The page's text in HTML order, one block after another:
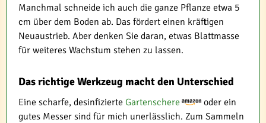
Manchmal schneide ich auch die ganze Pflanze etwa 5
cm über dem Boden ab. Das fördert einen kräftigen
Neuaustrieb. Aber denken Sie daran, etwas Blattmasse
für weiteres Wachstum stehen zu lassen.
Das richtige Werkzeug macht den Unterschied
Eine scharfe, desinfizierte Gartenschere
oder ein
gutes Messer sind für mich unerlässlich. Zum Sammeln